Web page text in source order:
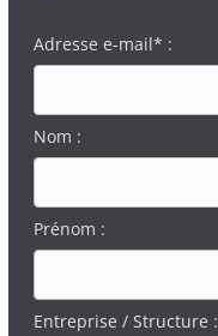
Adresse e-mail* :
Nom :
Prénom :
Entreprise / Structure :